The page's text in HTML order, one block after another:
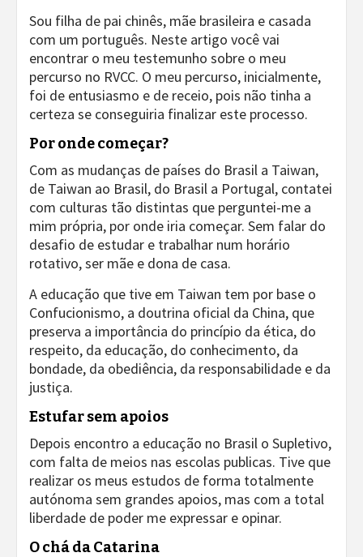
Sou filha de pai chinês, mãe brasileira e casada
com um português. Neste artigo você vai
encontrar o meu testemunho sobre o meu
percurso no RVCC. O meu percurso, inicialmente,
foi de entusiasmo e de receio, pois não tinha a
certeza se conseguiria finalizar este processo.
Por onde começar?
Com as mudanças de países do Brasil a Taiwan,
de Taiwan ao Brasil, do Brasil a Portugal, contatei
com culturas tão distintas que perguntei-me a
mim própria, por onde iria começar. Sem falar do
desafio de estudar e trabalhar num horário
rotativo, ser mãe e dona de casa.
A educação que tive em Taiwan tem por base o
Confucionismo, a doutrina oficial da China, que
preserva a importância do princípio da ética, do
respeito, da educação, do conhecimento, da
bondade, da obediência, da responsabilidade e da
justiça.
Estufar sem apoios
Depois encontro a educação no Brasil o Supletivo,
com falta de meios nas escolas publicas. Tive que
realizar os meus estudos de forma totalmente
autónoma sem grandes apoios, mas com a total
liberdade de poder me expressar e opinar.
O chá da Catarina